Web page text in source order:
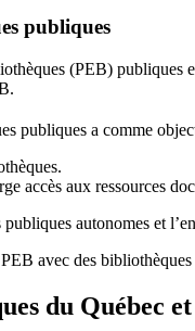
publiques
(PEB) publiques
publiques a comme
accès aux ressources
publiques autonomes et l’
avec des
du Québec